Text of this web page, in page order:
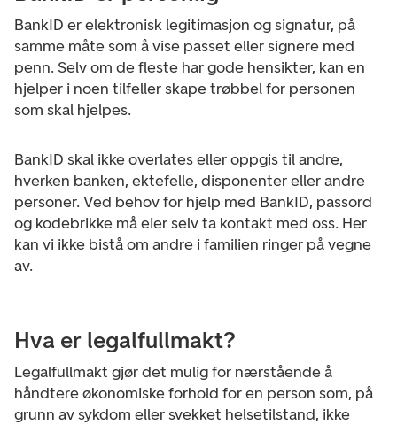
BankID er elektronisk legitimasjon og signatur, på
samme måte som å vise passet eller signere med
penn. Selv om de fleste har gode hensikter, kan en
hjelper i noen tilfeller skape trøbbel for personen
som skal hjelpes.
BankID skal ikke overlates eller oppgis til andre,
hverken banken, ektefelle, disponenter eller andre
personer. Ved behov for hjelp med BankID, passord
og kodebrikke må eier selv ta kontakt med oss. Her
kan vi ikke bistå om andre i familien ringer på vegne
av.
Hva er legalfullmakt?
Legalfullmakt gjør det mulig for nærstående å
håndtere økonomiske forhold for en person som, på
grunn av sykdom eller svekket helsetilstand, ikke